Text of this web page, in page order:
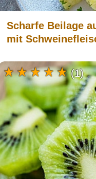
Scharfe Beilage
mit
(1)